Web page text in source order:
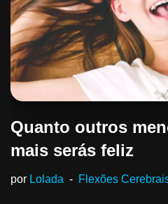
Quanto outros
mais serás feliz
por Lolada Flexões